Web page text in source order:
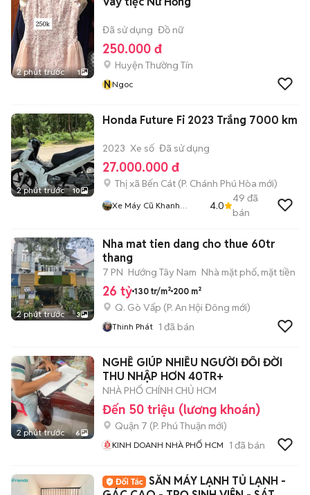
2 phút trước 1
Đã sử dụng Đồ nữ
250.000 đ
Huyện Thường Tín
NNgoc
2 phút trước 10
Honda Future Fi 2023 Trắng 7000 km
2023 Xe số Đã sử dụng
27.000.000 đ
Thị xã Bến Cát (P. Chánh Phú Hòa mới)
Xe Máy Cũ Khanh
4.0
49 đã
bán
2 phút trước 3
Nha mat tien dang cho thue 60tr
thang
7 PN Hướng Tây Nam Nhà mặt phố, mặt tiền
26 tỷ 130 tr/m² 200 m²
Q. Gò Vấp (P. An Hội Đông mới)
Thinh Phát 1 đã bán
2 phút trước 6
NGHỀ GIÚP NHIỀU NGƯỜI ĐỔI ĐỜI
THU NHẬP HƠN 40TR+
NHÀ PHỐ CHÍNH CHỦ HCM
Đến 50 triệu (lương khoán)
Quận 7 (P. Phú Thuận mới)
KINH DOANH NHÀ PHỐ HCM 1 đã bán
SẴN MÁY LẠNH TỦ LẠNH -